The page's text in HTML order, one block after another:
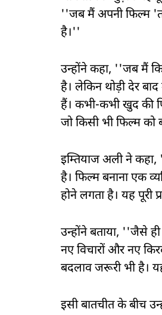
''जब मैं अपनी फिल्म
है।''
उन्होंने कहा, ''जब मैं
है। लेकिन थोड़ी देर
हैं। कभी-कभी खुद की
जो किसी भी फिल्म
इम्तियाज अली ने
है। फिल्म बनाना एक
होने लगता है। यह पूरी
उन्होंने बताया, ''जैसे
नए विचारों और नए
बदलाव जरूरी भी है।
इसी बातचीत के बीच